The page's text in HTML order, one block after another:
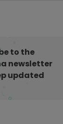
to the
newsletter
updated